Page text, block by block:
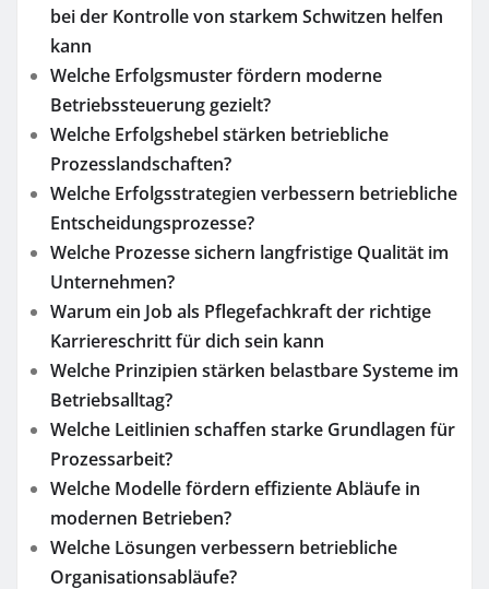
bei der Kontrolle von starkem Schwitzen helfen
kann
Welche Erfolgsmuster fördern moderne
Betriebssteuerung gezielt?
Welche Erfolgshebel stärken betriebliche
Prozesslandschaften?
Welche Erfolgsstrategien verbessern betriebliche
Entscheidungsprozesse?
Welche Prozesse sichern langfristige Qualität im
Unternehmen?
Warum ein Job als Pflegefachkraft der richtige
Karriereschritt für dich sein kann
Welche Prinzipien stärken belastbare Systeme im
Betriebsalltag?
Welche Leitlinien schaffen starke Grundlagen für
Prozessarbeit?
Welche Modelle fördern effiziente Abläufe in
modernen Betrieben?
Welche Lösungen verbessern betriebliche
Organisationsabläufe?